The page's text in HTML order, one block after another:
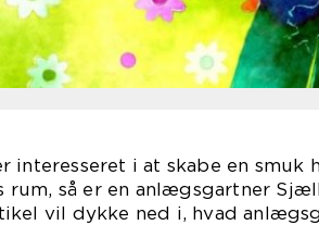
interesseret i at skabe en smuk
rum, så er en anlægsgartner
vil dykke ned i, hvad